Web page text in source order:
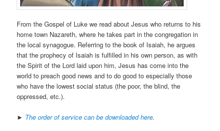
From the Gospel of Luke we read about Jesus who returns to his
home town Nazareth, where he takes part in the congregation in
the local synagogue. Referring to the book of Isaiah, he argues
that the prophecy of Isaiah is fulfilled in his own person, as with
the Spirit of the Lord laid upon him, Jesus has come into the
world to preach good news and to do good to especially those
who have the lowest social status (the poor, the blind, the
oppressed, etc.).
► The order of service can be downloaded here.